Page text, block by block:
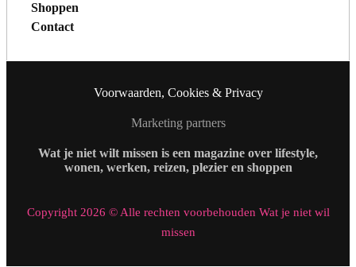
Shoppen
Contact
Voorwaarden, Cookies & Privacy
Marketing partners
Wat je niet wilt missen is een magazine over lifestyle,
wonen, werken, reizen, plezier en shoppen
Copyright 2026 © Alle rechten voorbehouden Wat je niet wil
missen